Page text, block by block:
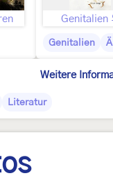
Genitalien
Genitalien
Weitere
Literatur